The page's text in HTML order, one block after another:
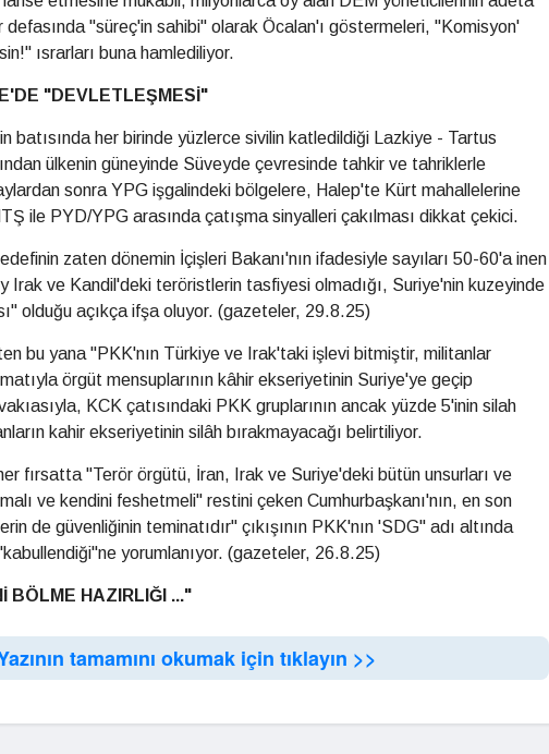
defasında "süreç'in sahibi" olarak Öcalan'ı göstermeleri, "Komisyon'
ısrarları buna hamlediliyor.
"DEVLETLEŞMESİ"
batısında her birinde yüzlerce sivilin katledildiği Lazkiye - Tartus
ülkenin güneyinde Süveyde çevresinde tahkir ve tahriklerle
sonra YPG işgalindeki bölgelere, Halep'te Kürt mahallelerine
ile PYD/YPG arasında çatışma sinyalleri çakılması dikkat çekici.
zaten dönemin İçişleri Bakanı'nın ifadesiyle sayıları 50-60'a inen
Irak ve Kandil'deki teröristlerin tasfiyesi olmadığı, Suriye'nin kuzeyinde
olduğu açıkça ifşa oluyor. (gazeteler, 29.8.25)
bu yana "PKK'nın Türkiye ve Irak'taki işlevi bitmiştir, militanlar
örgüt mensuplarının kâhir ekseriyetinin Suriye'ye geçip
KCK çatısındaki PKK gruplarının ancak yüzde 5'inin silah
kahir ekseriyetinin silâh bırakmayacağı belirtiliyor.
fırsatta "Terör örgütü, İran, Irak ve Suriye'deki bütün unsurları ve
ve kendini feshetmeli" restini çeken Cumhurbaşkanı'nın, en son
de güvenliğinin teminatıdır" çıkışının PKK'nın 'SDG" adı altında
yorumlanıyor. (gazeteler, 26.8.25)
BÖLME HAZIRLIĞI ..."
tamamını okumak için tıklayın >>